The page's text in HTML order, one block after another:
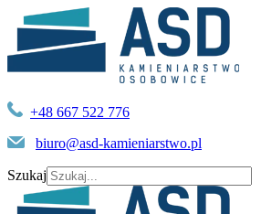
+48 667 522 776
biuro@asd-kamieniarstwo.pl
Szukaj